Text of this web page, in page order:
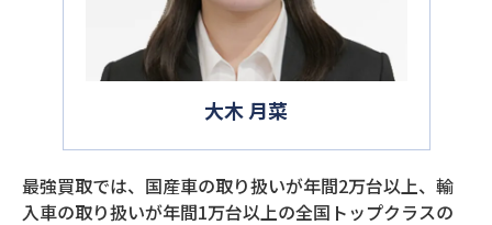
大木 月菜
最強買取では、国産車の取り扱いが年間2万台以上、輸
入車の取り扱いが年間1万台以上の全国トップクラスの